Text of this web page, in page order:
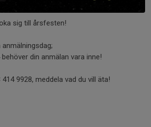
sig till årsfesten!
din anmälan vara inne!
9928, meddela vad du vill äta!